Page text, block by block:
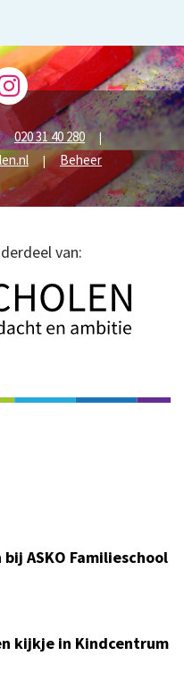
020 31 40 280 |
| Beheer
van:
ASKO Familieschool
kijkje in Kindcentrum